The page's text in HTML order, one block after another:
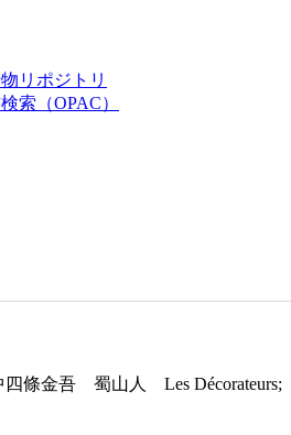
リポジトリ
索（OPAC）
條金吾 蜀山人 Les Décorateurs;